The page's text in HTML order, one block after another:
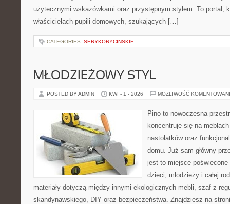
użytecznymi wskazówkami oraz przystępnym stylem. To portal,
właścicielach pupili domowych, szukających […]
CATEGORIES: SERYKORYCINSKIE
MŁODZIEŻOWY STYL
POSTED BY ADMIN KWI - 1 - 2026 MOŻLIWOŚĆ
Pino to nowoczesna
koncentruje się na
nastolatków oraz
domu. Już sam główny
jest to miejsce
dzieci, młodzieży i całej
materiały dotyczą między innymi ekologicznych mebli, szaf z
skandynawskiego, DIY oraz bezpieczeństwa. Znajdziesz na